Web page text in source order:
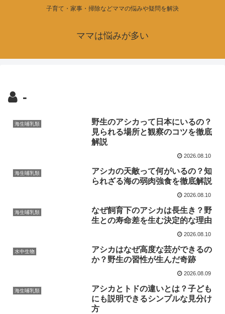
子育て・家事・掃除などママの悩みや疑問を解決
ママは悩みが多い
-
海生哺乳類
野生のアシカって日本にいるの？
見られる場所と観察のコツを徹底
解説
2026.08.10
海生哺乳類
アシカの天敵って何がいるの？知
られざる海の弱肉強食を徹底解説
2026.08.10
海生哺乳類
なぜ飼育下のアシカは長生き？野
生との寿命差を生む決定的な理由
2026.08.10
水中生物
アシカはなぜ高度な芸ができるの
か？野生の習性が生んだ奇跡
2026.08.09
海生哺乳類
アシカとトドの違いとは？子ども
にも説明できるシンプルな見分け
方